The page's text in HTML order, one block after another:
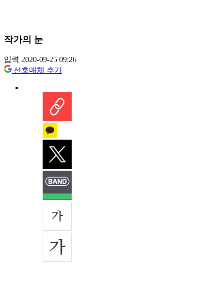
작가의 눈
입력 2020-09-25 09:26
선호매체 추가